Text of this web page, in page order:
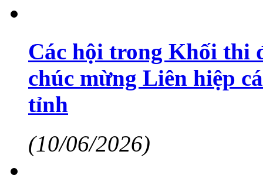
Các hội trong Khối thi
chúc mừng Liên hiệp
tỉnh
(10/06/2026)